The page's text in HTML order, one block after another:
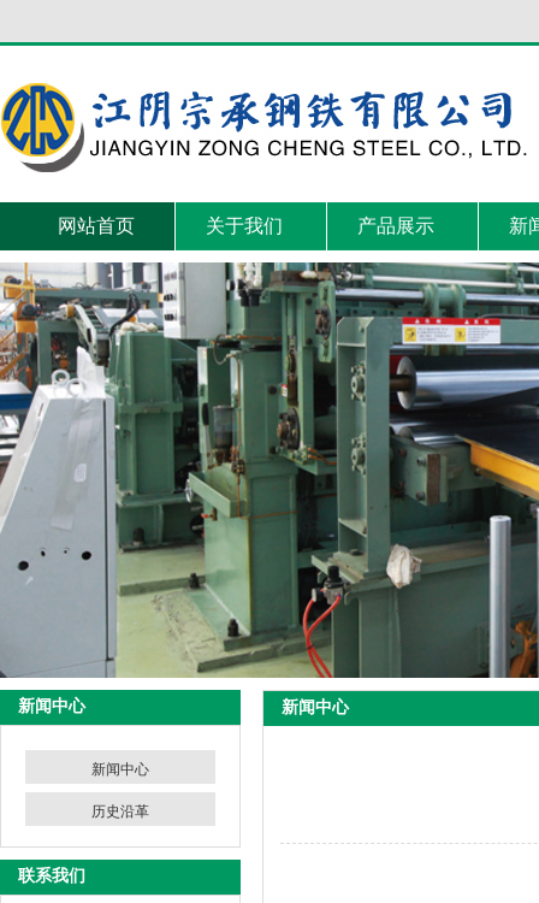
网站首页 关于我们 产品展示 新
新闻中心
新闻中心
历史沿革
联系我们
新闻中心